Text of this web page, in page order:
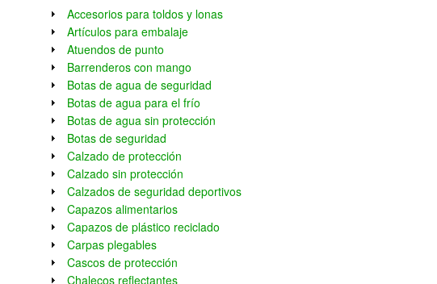
Accesorios para toldos y lonas
Artículos para embalaje
Atuendos de punto
Barrenderos con mango
Botas de agua de seguridad
Botas de agua para el frío
Botas de agua sin protección
Botas de seguridad
Calzado de protección
Calzado sin protección
Calzados de seguridad deportivos
Capazos alimentarios
Capazos de plástico reciclado
Carpas plegables
Cascos de protección
Chalecos reflectantes